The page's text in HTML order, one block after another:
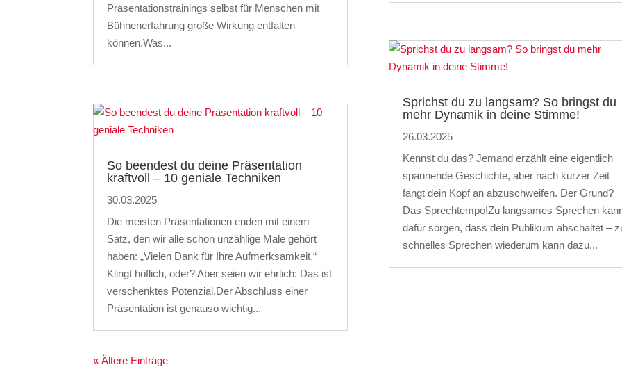
Präsentationstrainings selbst für Menschen mit
Bühnenerfahrung große Wirkung entfalten
können.Was...
So beendest du deine Präsentation
kraftvoll – 10 geniale Techniken
30.03.2025
Die meisten Präsentationen enden mit einem
Satz, den wir alle schon unzählige Male gehört
haben: „Vielen Dank für Ihre Aufmerksamkeit.“
Klingt höflich, oder? Aber seien wir ehrlich: Das ist
verschenktes Potenzial.Der Abschluss einer
Präsentation ist genauso wichtig...
Sprichst du zu langsam? So bringst du
mehr Dynamik in deine Stimme!
26.03.2025
Kennst du das? Jemand erzählt eine eigentlich
spannende Geschichte, aber nach kurzer Zeit
fängt dein Kopf an abzuschweifen. Der Grund?
Das Sprechtempo!Zu langsames Sprechen
dafür sorgen, dass dein Publikum abschaltet –
schnelles Sprechen wiederum kann dazu...
« Ältere Einträge